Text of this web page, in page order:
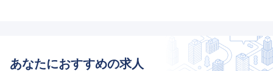
あなたにおすすめの求人